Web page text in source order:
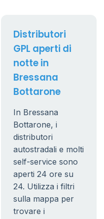
Distributori
GPL aperti di
notte in
Bressana
Bottarone
In Bressana
Bottarone, i
distributori
autostradali e molti
self-service sono
aperti 24 ore su
24. Utilizza i filtri
sulla mappa per
trovare i